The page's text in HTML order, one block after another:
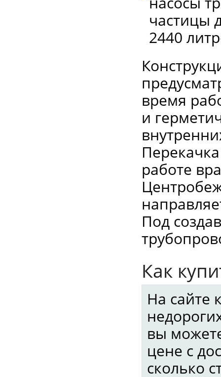
частицы
2440
время
и
работе
Под
Как
На сайте
вы
цене с
сколько